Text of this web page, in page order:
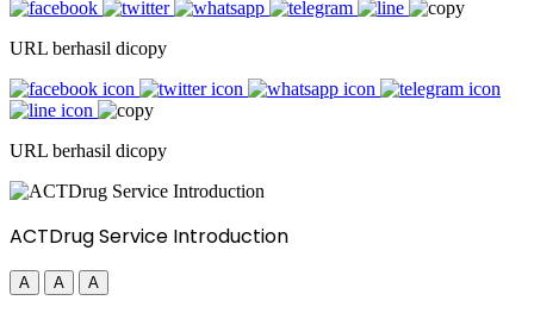
URL berhasil dicopy
URL berhasil dicopy
ACTDrug Service Introduction
A A A